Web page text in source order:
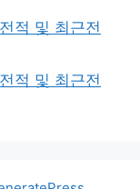
적 및 최근전
적 및 최근전